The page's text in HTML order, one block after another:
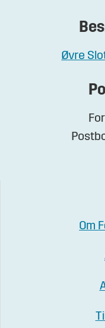
Øvre
Om